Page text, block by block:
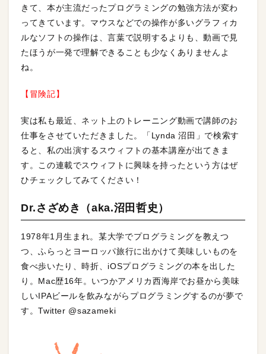
きて、本が主流だったプログラミングの勉強方法が変わ
ってきています。マウスなどでの操作が多いグラフィカ
ルなソフトの操作は、言葉で説明するよりも、動画で見
たほうが一発で理解できることも少なくありませんよ
ね。
【冒険記】
実は私も最近、ネット上のトレーニング動画で講師のお
仕事をさせていただきました。「Lynda 沼田」で検索す
ると、私の出演するスウィフトの基本講座が出てきま
す。この連載でスウィフトに興味を持ったという方はぜ
ひチェックしてみてください！
Dr.さざめき（aka.沼田哲史）
1978年1月生まれ。某大学でプログラミングを教えつ
つ、ふらっとヨーロッパ旅行に出かけて美味しいものを
食べ歩いたり、時折、iOSプログラミングの本を出した
り。Mac歴16年。いつかアメリカ西海岸でお昼から美味
しいIPAビールを飲みながらプログラミングするのが夢で
す。Twitter @sazameki